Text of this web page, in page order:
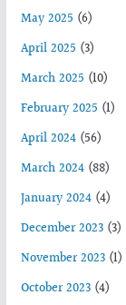
May 2025 (6)
April 2025 (3)
March 2025 (10)
February 2025 (1)
April 2024(56)
March 2024(88)
January 2024(4)
December 2023(3)
November 2023(1)
October 2023(4)